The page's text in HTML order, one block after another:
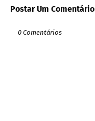
Postar Um Comentário
0 Comentários